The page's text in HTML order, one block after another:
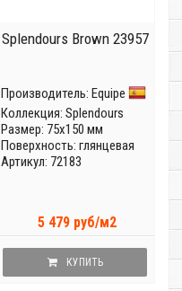
Splendours Brown 23957
Производитель: Equipe
Коллекция: Splendours
Размер: 75x150 мм
Поверхность: глянцевая
Артикул: 72183
5 479 руб/м2
КУПИТЬ